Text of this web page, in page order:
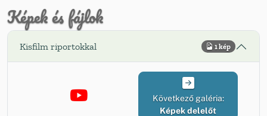
Képek és fájlok
Kisfilm riportokkal 1 kép
Következő galéria:
Képek delelőt